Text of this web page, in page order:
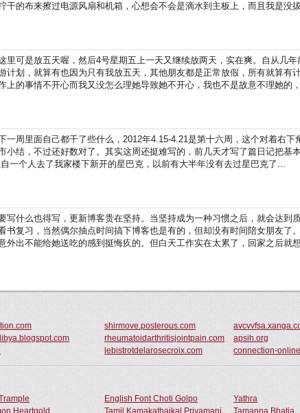
干的布来擦过电源风扇和机箱，心想会不会是滴水到主板上，而且我是没
里可是放五天喔，然后4号星期五上一天又继续放两天，实在爽。自从几
计划，就算有也因为只有我放五天，其他朋友都是正常放假，所有就算有
上的事情不开心而我又没怎么理她导致她不开心，我也不是故意不理她的
一周里面自己都干了些什么，2012年4.15-4.21是第十六周，这个对着右
小结，不过还好数对了。其实这周还挺难写的，前几天才写了篇日记把基
一个人去了我家楼下新开的星巴克，以前有大半年没有去过星巴克了...
写什么也得写，更新博客贵在坚持。当坚持成为一种习惯之后，就会达到
书复习，当然偶尔抽点时间搞下博客也是有的，但却没有时间陪女朋友了
外出不能给她送吃的感到挺悔疚的。但白天工作实在太累了，回家之后就
shirmove.posterous.com
rheumatoidarthritisjointpain.com apsih.org
lebistrotdelarosecroix.com connection-
English Font Choti Golpo Yathra
Heartgold Tamil Kamakathaikal Priyamani Tamanna Bhatia